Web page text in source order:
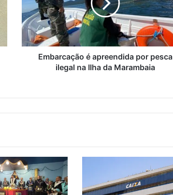
c
a
ã
r
i
d
a
p
o
Embarcação é apreendida por pesca
ilegal na Ilha da Marambaia